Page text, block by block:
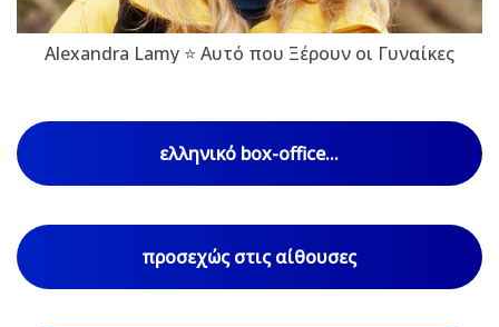
Alexandra Lamy ⭐ Αυτό που Ξέρουν οι Γυναίκες
ελληνικό box-office...
προσεχώς στις αίθουσες